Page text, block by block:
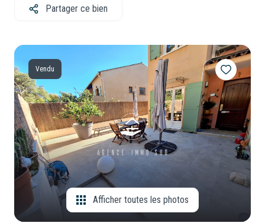
/
Parkings
Locaux
Commerciaux
Neuf
BIENS
ESTIMATION
VOS
CONSEILLERS
NOUS
REJOINDRE
Partager ce bien
Vendu
Afficher toutes les photos